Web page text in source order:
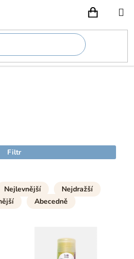
Filtr
Nejlevnější
Nejdražší
Abecedně